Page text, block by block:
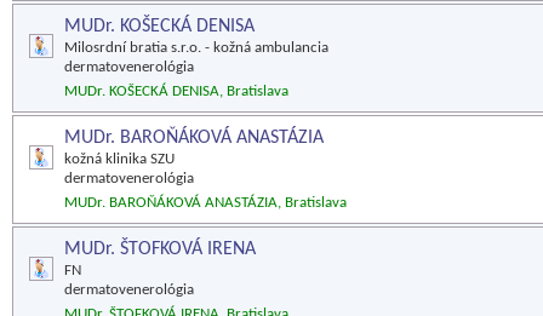
MUDr. KOŠECKÁ DENISA
Milosrdní bratia s.r.o. - kožná ambulancia
dermatovenerológia
MUDr. KOŠECKÁ DENISA, Bratislava
MUDr. BAROŇÁKOVÁ ANASTÁZIA
kožná klinika SZU
dermatovenerológia
MUDr. BAROŇÁKOVÁ ANASTÁZIA, Bratislava
MUDr. ŠTOFKOVÁ IRENA
FN
dermatovenerológia